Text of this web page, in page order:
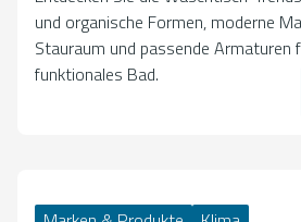
und organische Formen, moderne
Stauraum und passende Armaturen
funktionales Bad.